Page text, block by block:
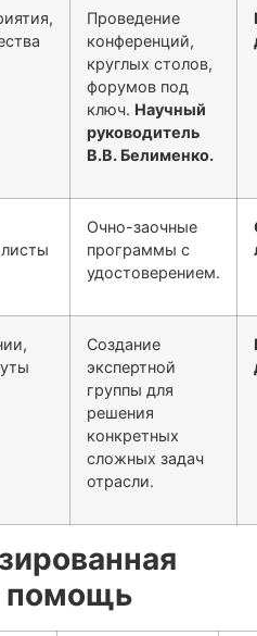
Проведение
конференций,
круглых столов,
форумов под
ключ. Научный
руководитель
В.В. Белименко.
Очно-заочные
программы с
удостоверением.
Создание
экспертной
группы для
решения
конкретных
сложных задач
отрасли.
помощь